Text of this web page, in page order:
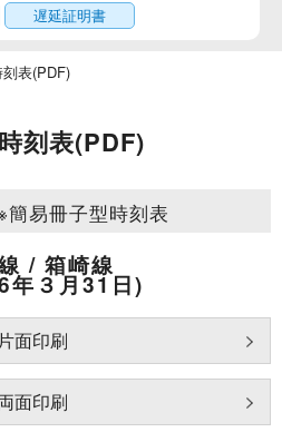
遅延証明書
表(PDF)
刻表(PDF)
簡易冊子型時刻表
/ 箱崎線
年３月31日)
片面印刷
面印刷